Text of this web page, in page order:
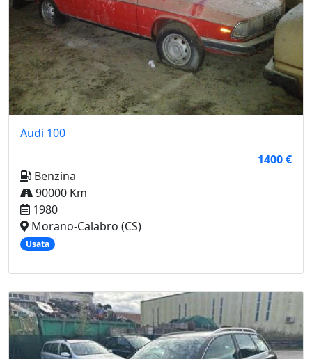
Audi 100
1400 €
Benzina
90000 Km
1980
Morano-Calabro (CS)
Usata